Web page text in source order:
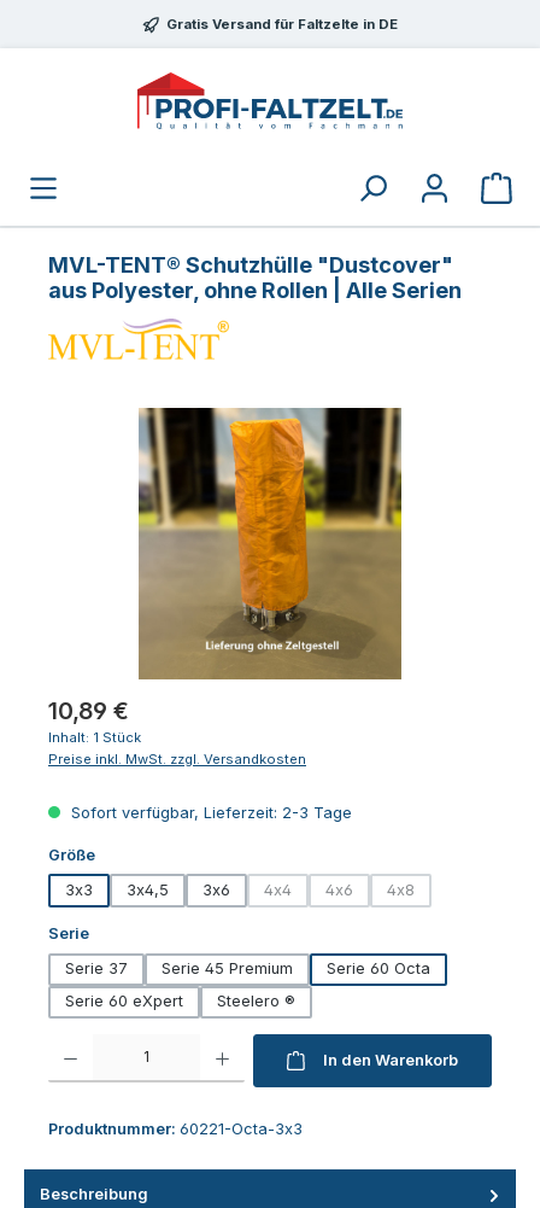
Zum Hauptinhalt springenGratis Versand für Faltzelte in DE
MVL-TENT® Schutzhülle "Dustcover"
aus Polyester, ohne Rollen | Alle Serien
Bildergalerie überspringen
Regulärer Preis:
10,89 €
Inhalt: 1 Stück
Preise inkl. MwSt. zzgl. Versandkosten
Sofort verfügbar, Lieferzeit: 2-3 Tage
Größeauswählen
3x3
3x4,5 3x6 4x4
(Diese Option ist zurzeit nicht
4x6
(Diese Option ist zurzeit nicht
4x8
(Diese Option ist
Serieauswählen
Serie 37
Serie 45 Premium
Serie 60 Octa
Serie 60 eXpert
Steelero ®
Produkt Anzahl: Gib den gewünschten Wert ein oder benutze die
In den Warenkorb
Produktnummer: 60221-Octa-3x3
Beschreibung